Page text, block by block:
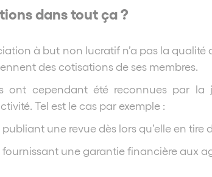
dans tout ça ?
à but non lucratif n’a pas la qualité
des cotisations de ses membres.
ont cependant été reconnues par
Tel est le cas par exemple :
une revue dès lors qu’elle en tire
une garantie financière aux